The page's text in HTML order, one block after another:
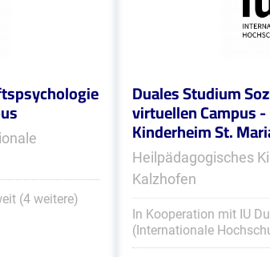
(4 weitere)
Duales Studium
virtuellen Campus
Kinderheim St.
Heilpädagogisches
Kalzhofen
In Kooperation mit IU
(Internationale